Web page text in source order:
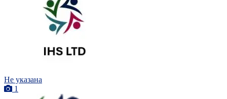
Не указана
1